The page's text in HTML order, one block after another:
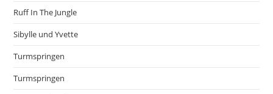
Ruff In The Jungle
Sibylle und Yvette
Turmspringen
Turmspringen